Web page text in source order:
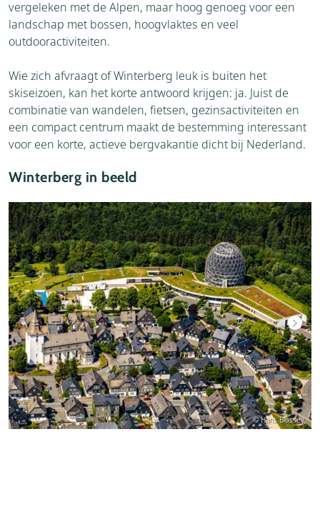
vergeleken met de Alpen, maar hoog genoeg voor een
landschap met bossen, hoogvlaktes en veel
outdooractiviteiten.
Wie zich afvraagt of Winterberg leuk is buiten het
skiseizoen, kan het korte antwoord krijgen: ja. Juist de
combinatie van wandelen, fietsen, gezinsactiviteiten en
een compact centrum maakt de bestemming interessant
voor een korte, actieve bergvakantie dicht bij Nederland.
Winterberg in beeld
© Hans Blossey